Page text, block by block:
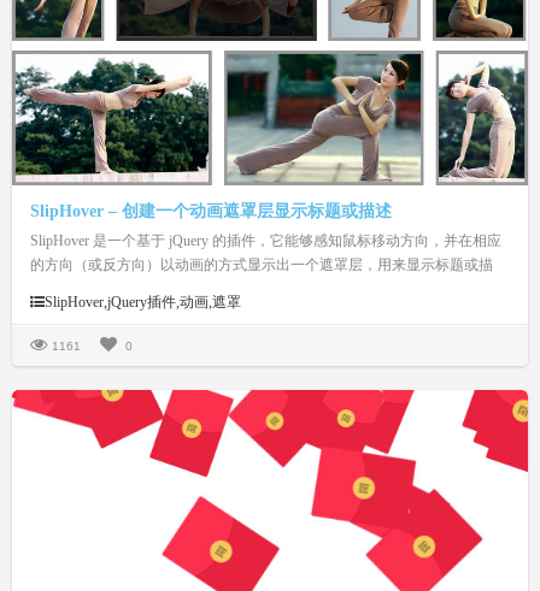
SlipHover – 创建一个动画遮罩层显示标题或描述
SlipHover 是一个基于 jQuery 的插件，它能够感知鼠标移动方向，并在相应
的方向（或反方向）以动画的方式显示出一个遮罩层，用来显示标题或描
高度、动画时间、字体颜色、背景颜色、文字排版等等。合理的搭配，相信
能让你的幻灯片或相册更加的上档次。
SlipHover,jQuery插件,动画,遮罩
1161 0